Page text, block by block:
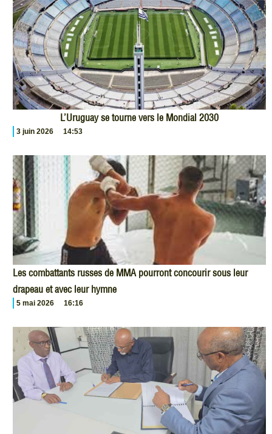
L’Uruguay se tourne vers le Mondial 2030
3 juin 2026 14:53
Les combattants russes de MMA pourront concourir sous leur
drapeau et avec leur hymne
5 mai 2026 16:16